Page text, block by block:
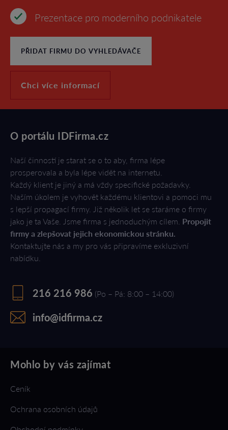
Prezentace pro moderního podnikatele
PŘIDAT FIRMU DO VYHLEDÁVAČE
Chci více informací
O portálu IDFirma.cz
Naší činností je starat se o to aby, firma lépe
prosperovala a byla lépe vidět na internetu.
Každý klient je jiný a má vždy specifické požadavky.
Naším úkolem je vyhovět každému klientovi a pomoci mu
s lepší propagací firmy. Již několik let se staráme o firmy
jako je ta Vaše. Jsme firma s jednoduchým cílem. Propojit
firmy a zlepšovat jejich ekonomickou stránku.
Kontaktujte nás a my pro vás připravíme exkluzivní
nabídku.
216 216 986 (Po – Pá: 8:00 – 14:00)
info@idfirma.cz
Mohlo by vás zajímat
Ceník
Ochrana osobních údajů